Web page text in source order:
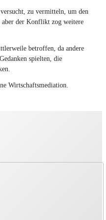
Image number 0
Konflikte gehören
Mediation erlebt
hat, weiß ...
zu vermitteln, um den
aber der Konflikt zog weitere
betroffen, da andere
spielten, die
Wirtschaftsmediation.